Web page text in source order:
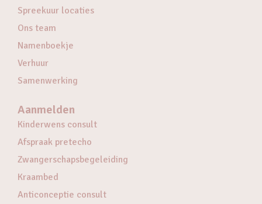
Spreekuur locaties
Ons team
Namenboekje
Verhuur
Samenwerking
Aanmelden
Kinderwens consult
Afspraak pretecho
Zwangerschapsbegeleiding
Kraambed
Anticonceptie consult